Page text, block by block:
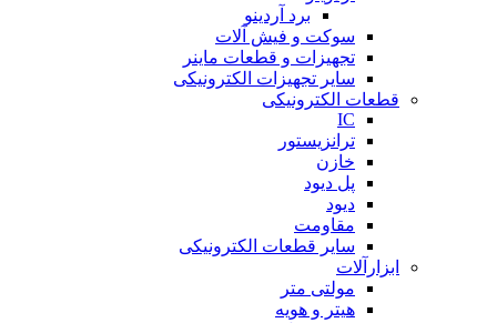
برد آردینو
سوکت و فیش آلات
تجهیزات و قطعات ماینر
سایر تجهیزات الکترونیکی
قطعات الکترونیکی
IC
ترانزیستور
خازن
پل دیود
دیود
مقاومت
سایر قطعات الکترونیکی
ابزارآلات
مولتی متر
هیتر و هویه